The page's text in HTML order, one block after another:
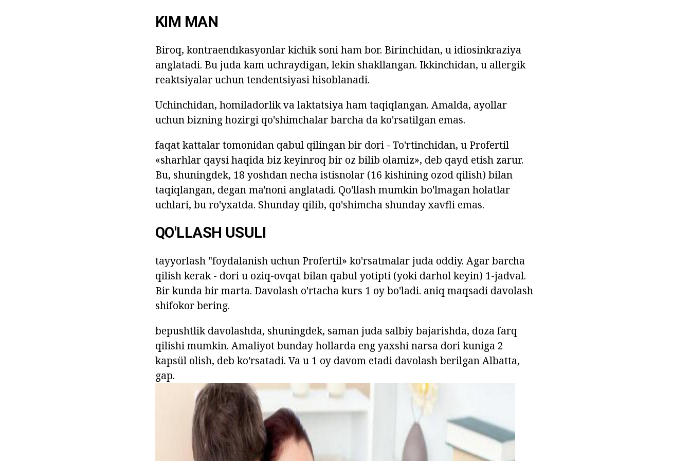
KIM MAN
Biroq, kontraendıkasyonlar kichik soni ham bor. Birinchidan, u idiosinkraziya
anglatadi. Bu juda kam uchraydigan, lekin shakllangan. Ikkinchidan, u allergik
reaktsiyalar uchun tendentsiyasi hisoblanadi.
Uchinchidan, homiladorlik va laktatsiya ham taqiqlangan. Amalda, ayollar
uchun bizning hozirgi qo'shimchalar barcha da ko'rsatilgan emas.
faqat kattalar tomonidan qabul qilingan bir dori - To'rtinchidan, u Profertil
«sharhlar qaysi haqida biz keyinroq bir oz bilib olamiz», deb qayd etish zarur.
Bu, shuningdek, 18 yoshdan necha istisnolar (16 kishining ozod qilish) bilan
taqiqlangan, degan ma'noni anglatadi. Qo'llash mumkin bo'lmagan holatlar
uchlari, bu ro'yxatda. Shunday qilib, qo'shimcha shunday xavfli emas.
QO'LLASH USULI
tayyorlash "foydalanish uchun Profertil» ko'rsatmalar juda oddiy. Agar barcha
qilish kerak - dori u oziq-ovqat bilan qabul yotipti (yoki darhol keyin) 1-jadval.
Bir kunda bir marta. Davolash o'rtacha kurs 1 oy bo'ladi. aniq maqsadi davolash
shifokor bering.
bepushtlik davolashda, shuningdek, saman juda salbiy bajarishda, doza farq
qilishi mumkin. Amaliyot bunday hollarda eng yaxshi narsa dori kuniga 2
kapsül olish, deb ko'rsatadi. Va u 1 oy davom etadi davolash berilgan Albatta,
gap.